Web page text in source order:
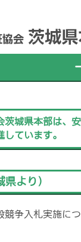
茨城県本部は、
ています。
より）
争入札実施に